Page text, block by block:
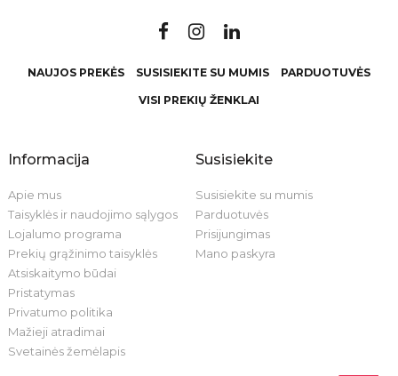
NAUJOS PREKĖS SUSISIEKITE SU MUMIS PARDUOTUVĖS
VISI PREKIŲ ŽENKLAI
Informacija
Apie mus
Taisyklės ir naudojimo sąlygos
Lojalumo programa
Prekių grąžinimo taisyklės
Atsiskaitymo būdai
Pristatymas
Privatumo politika
Mažieji atradimai
Svetainės žemėlapis
Susisiekite
Susisiekite su mumis
Parduotuvės
Prisijungimas
Mano paskyra